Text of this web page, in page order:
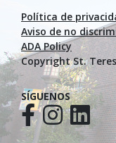
Política de
Aviso de no
ADA Policy
Copyright St.
SÍGUENOS